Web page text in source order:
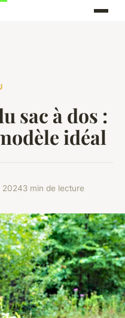
sac à dos :
idéal
20243 min de lecture